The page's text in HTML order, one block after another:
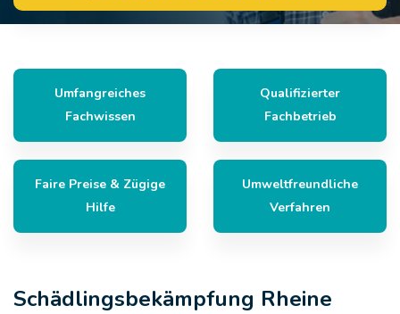
Umfangreiches
Fachwissen
Qualifizierter
Fachbetrieb
Faire Preise & Zügige
Hilfe
Umweltfreundliche
Verfahren
Schädlingsbekämpfung Rheine